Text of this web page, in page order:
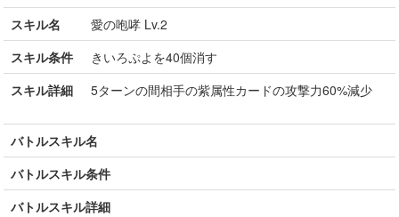
スキル名
愛の咆哮 Lv.2
スキル条件
きいろぷよを40個消す
スキル詳細
5ターンの間相手の紫属性カードの攻撃力60%減少
バトルスキル名
バトルスキル条件
バトルスキル詳細